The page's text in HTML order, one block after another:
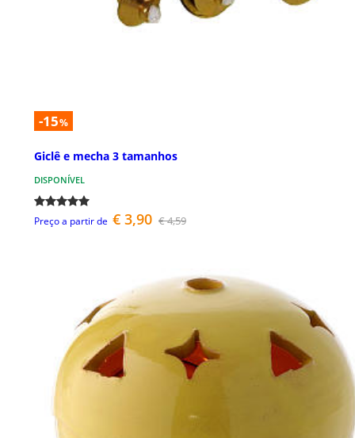
-15%
Giclê e mecha 3 tamanhos
DISPONÍVEL
Preço a partir de € 3,90 € 4,59